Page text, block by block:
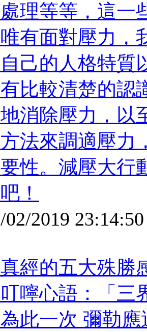
理等等，這一
有面對壓力，
己的人格特質
比較清楚的認
消除壓力，以
法來調適壓力
性。減壓大行
！
02/2019 23:14:50
經的五大殊勝
嚀心語：「三
此一次 彌勒